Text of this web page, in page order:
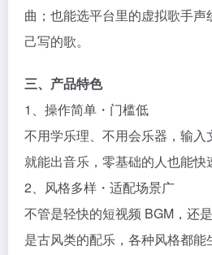
曲；也能选平台里的虚拟歌手声
己写的歌。​
三、产品特色​
1、操作简单・门槛低​
不用学乐理、不用会乐器，输
就能出音乐，零基础的人也能快
2、风格多样・适配场景广​
不管是轻快的短视频 BGM，还
是古风类的配乐，各种风格都